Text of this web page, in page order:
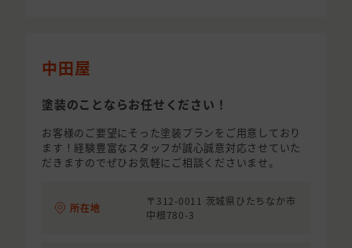
中田屋
塗装のことならお任せください！
お客様のご要望にそった塗装プランをご用意しており
ます！経験豊富なスタッフが誠心誠意対応させていた
だきますのでぜひお気軽にご相談くださいませ。
所在地
〒312-0011 茨城県ひたちなか市
中根780-3